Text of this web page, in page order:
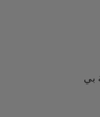
بي